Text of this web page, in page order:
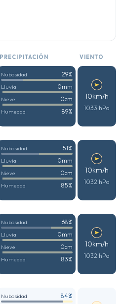
PRECIPITACIÓN VIENTO
Nubosidad 29%
Lluvia 0mm
Nieve 0cm
Humedad 89%
10km/h
1033 hPa
Nubosidad 51%
Lluvia 0mm
Nieve 0cm
Humedad 85%
10km/h
1032 hPa
Nubosidad 68%
Lluvia 0mm
Nieve 0cm
Humedad 83%
10km/h
1032 hPa
Nubosidad 84%